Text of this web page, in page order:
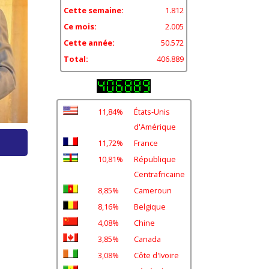
Cette semaine:
1.812
Ce mois:
2.005
Cette année:
50.572
Total:
406.889
11,84%
États-Unis
d'Amérique
11,72%
France
10,81%
République
Centrafricaine
8,85%
Cameroun
8,16%
Belgique
4,08%
Chine
3,85%
Canada
3,08%
Côte d'Ivoire